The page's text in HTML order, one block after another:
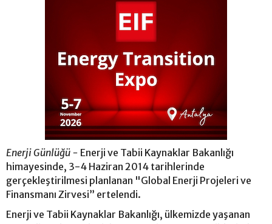
Enerji Günlüğü - Enerji ve Tabii Kaynaklar Bakanlığı
himayesinde, 3-4 Haziran 2014 tarihlerinde
gerçekleştirilmesi planlanan "Global Enerji Projeleri ve
Finansmanı Zirvesi” ertelendi.
Enerji ve Tabii Kaynaklar Bakanlığı, ülkemizde yaşanan